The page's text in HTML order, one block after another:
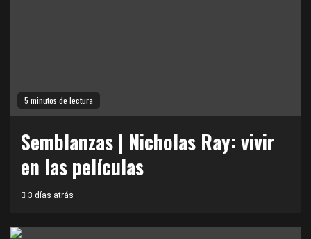
5 minutos de lectura
Semblanzas | Nicholas Ray: vivir
en las películas
3 días atrás